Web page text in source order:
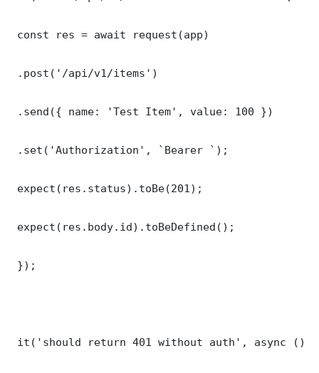
const res = await request(app)
.post('/api/v1/items')
.send({ name: 'Test Item', value: 100 })
.set('Authorization', `Bearer `);
expect(res.status).toBe(201);
expect(res.body.id).toBeDefined();
});
it('should return 401 without auth', async ()